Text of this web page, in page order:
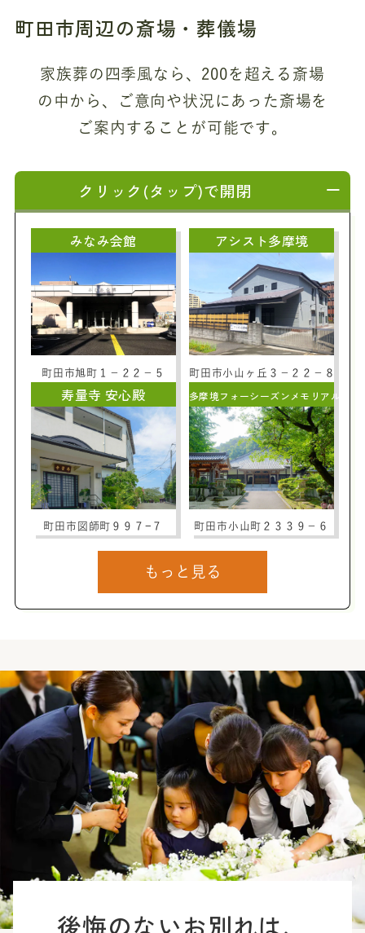
町田市周辺の斎場・葬儀場
家族葬の四季風なら、200を超える斎場
の中から、
ご意向や状況にあった斎場を
ご案内することが可能です。
クリック(タップ)で開閉
みなみ会館
町田市旭町１－２２－５
アシスト多摩境
町田市小山ヶ丘３－２２－８
寿量寺 安心殿
町田市図師町９９７−７
多摩境フォーシーズンメモリアル
町田市小山町２３３９－６
もっと見る
後悔のないお別れは、